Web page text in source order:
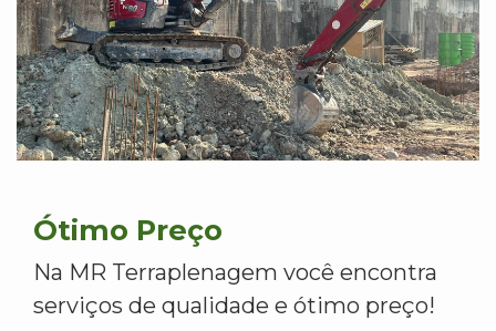
Ótimo Preço
Na MR Terraplenagem você encontra
serviços de qualidade e ótimo preço!